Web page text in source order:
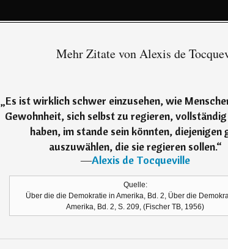
Mehr Zitate von Alexis de
„Es ist wirklich schwer einzusehen, wie
Gewohnheit, sich selbst zu regieren,
haben, im stande sein könnten, diejenigen
auszuwählen, die sie regieren sollen.“
―Alexis de Tocqueville
Quelle:
Über die die Demokratie in Amerika, Bd. 2, Über die
Amerika, Bd. 2, S. 209, (Fischer TB, 1956)